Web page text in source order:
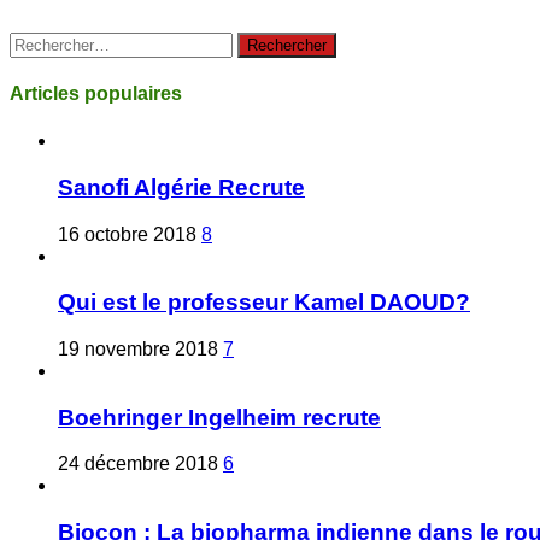
Rechercher :
Articles populaires
Sanofi Algérie Recrute
16 octobre 2018 8
Qui est le professeur Kamel DAOUD?
19 novembre 2018 7
Boehringer Ingelheim recrute
24 décembre 2018 6
Biocon : La biopharma indienne dans le